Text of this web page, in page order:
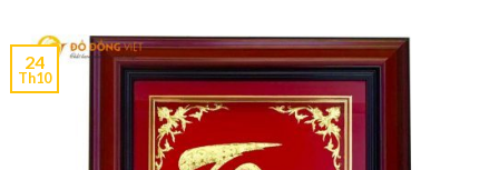
24
Th10